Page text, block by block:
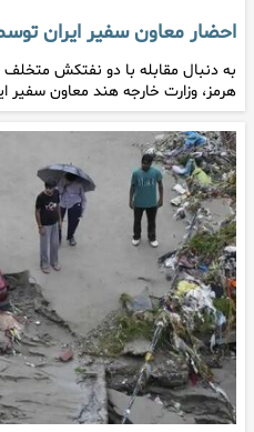
احضار معاون سفیر ایران
به دنبال مقابله با دو نفتکش متخلف
هرمز، وزارت خارجه هند معاون سفیر